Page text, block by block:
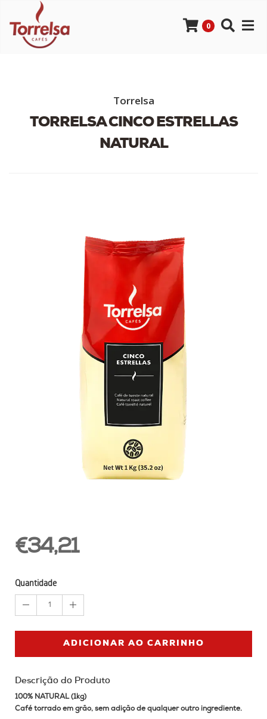
0
Torrelsa
TORRELSA CINCO ESTRELLAS
NATURAL
€34,21
Quantidade
1
ADICIONAR AO CARRINHO
Descrição do Produto
100% NATURAL (1kg)
Café torrado em grão, sem adição de qualquer outro ingrediente.